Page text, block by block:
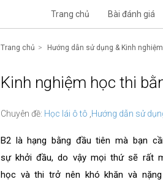
Trang chủ Bài đánh giá
Trang chủ Hướng dẫn sử dụng & Kinh
Kinh nghiệm học thi
Chuyên đề: Học lái ô tô Hướng dẫn sử
B2 là hạng bằng đầu tiên mà bạn
sự khởi đầu, do vậy mọi thứ sẽ rất
học và thi trở nên khó khăn và